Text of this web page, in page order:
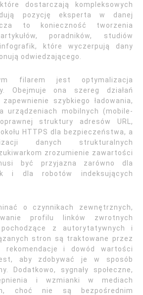
dostarczają kompleksowych
pozycję eksperta w danej
to konieczność tworzenia
poradników, studiów
które wyczerpują dany
odwiedzającego.
filarem jest optymalizacja
Obejmuje ona szereg działań
szybkiego ładowania,
urządzeniach mobilnych (mobile-
struktury adresów URL,
HTTPS dla bezpieczeństwa, a
danych strukturalnych
zrozumienie zawartości
być przyjazna zarówno dla
i dla robotów indeksujących
o czynnikach zewnętrznych,
profilu linków zwrotnych
z autorytatywnych i
stron są traktowane przez
rekomendacje i dowód wartości
aby zdobywać je w sposób
Dodatkowo, sygnały społeczne,
i wzmianki w mediach
choć nie są bezpośrednim